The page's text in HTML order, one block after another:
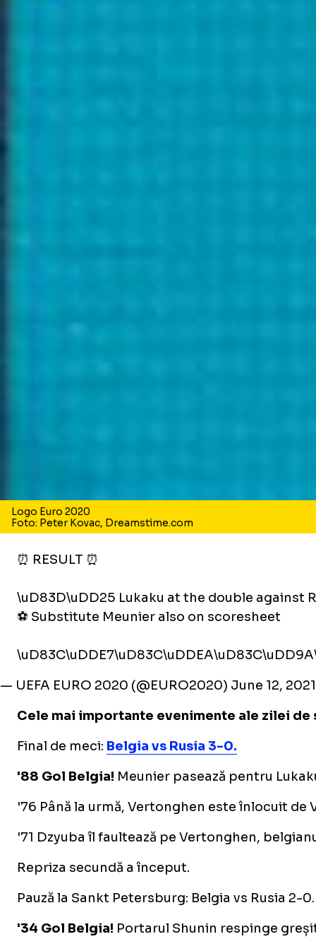
Logo Euro 2020
Foto: Peter Kovac, Dreamstime.com
⏰ RESULT ⏰
\uD83D\uDD25 Lukaku at the double against
⚽️ Substitute Meunier also on scoresheet
— UEFA EURO 2020 (@EURO2020) June 12, 2021
Cele mai importante evenimente ale zilei de
Final de meci: Belgia vs Rusia 3-0.
'88 Gol Belgia! Meunier pasează pentru
'76 Până la urmă, Vertonghen este înlocuit de
'71 Dzyuba îl faultează pe Vertonghen,
Repriza secundă a început.
Pauză la Sankt Petersburg: Belgia vs Rusia 2-0.
'34 Gol Belgia! Portarul Shunin respinge